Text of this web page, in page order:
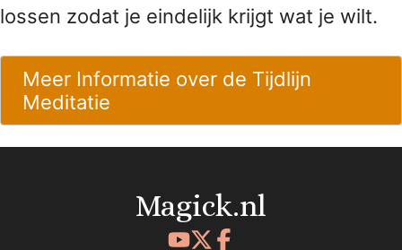
lossen zodat je eindelijk krijgt wat je wilt.
Meer Informatie over de Tijdlijn
Meditatie
Magick.nl